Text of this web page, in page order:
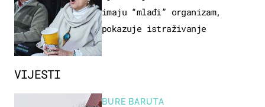
VIJESTI
BURE BARUTA
imaju “mlađi” organizam,
pokazuje istraživanje